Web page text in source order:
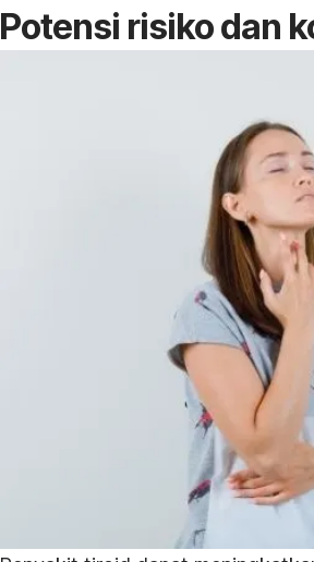
Potensi risiko dan